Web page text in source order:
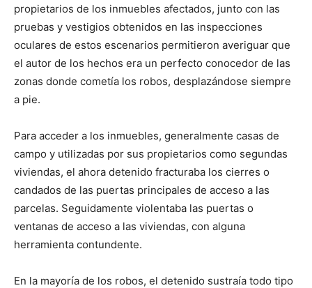
propietarios de los inmuebles afectados, junto con las
pruebas y vestigios obtenidos en las inspecciones
oculares de estos escenarios permitieron averiguar que
el autor de los hechos era un perfecto conocedor de las
zonas donde cometía los robos, desplazándose siempre
a pie.
Para acceder a los inmuebles, generalmente casas de
campo y utilizadas por sus propietarios como segundas
viviendas, el ahora detenido fracturaba los cierres o
candados de las puertas principales de acceso a las
parcelas. Seguidamente violentaba las puertas o
ventanas de acceso a las viviendas, con alguna
herramienta contundente.
En la mayoría de los robos, el detenido sustraía todo tipo